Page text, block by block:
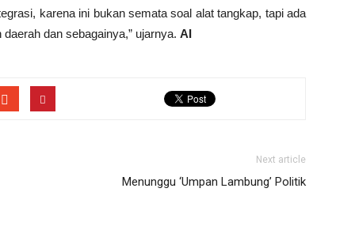
karena ini bukan semata soal alat tangkap, tapi ada
dan sebagainya,” ujarnya. AI
Next article
Menunggu ‘Umpan Lambung’ Politik